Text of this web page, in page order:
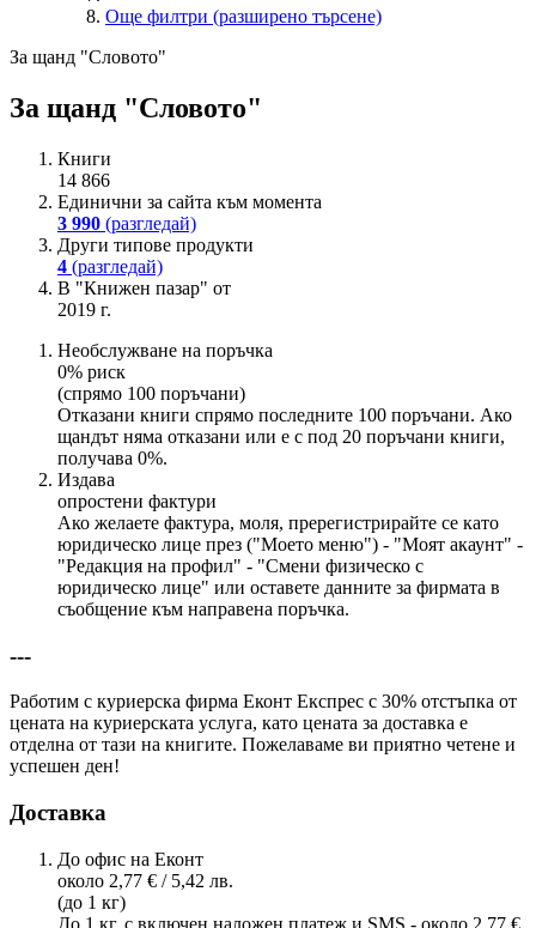
Още филтри (разширено търсене)
За щанд "Словото"
За щанд "Словото"
Книги
14 866
Единични за сайта към момента
3 990 (разгледай)
Други типове продукти
4 (разгледай)
В "Книжен пазар" от
2019 г.
Необслужване на поръчка
0% риск
(спрямо 100 поръчани)
Отказани книги спрямо последните 100 поръчани. Ако
щандът няма отказани или е с под 20 поръчани книги,
получава 0%.
Издава
опростени фактури
Ако желаете фактура, моля, пререгистрирайте се като
юридическо лице през ("Моето меню") - "Моят акаунт" -
"Редакция на профил" - "Смени физическо с
юридическо лице" или оставете данните за фирмата в
съобщение към направена поръчка.
---
Работим с куриерска фирма Еконт Експрес с 30% отстъпка от
цената на куриерската услуга, като цената за доставка е
отделна от тази на книгите. Пожелаваме ви приятно четене и
успешен ден!
Доставка
До офис на Еконт
около 2,77 € / 5,42 лв.
(до 1 кг)
До 1 кг, с включен наложен платеж и SMS - около 2,77 €